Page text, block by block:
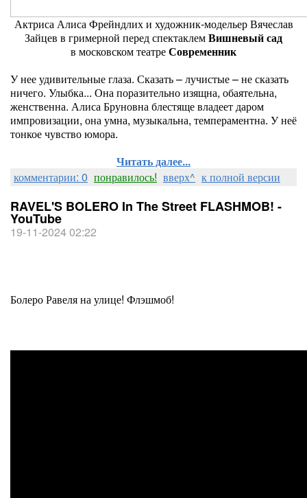
Актриса Алиса Фрейндлих и художник-модельер Вячеслав
Зайцев в гримерной перед спектаклемВишневый сад
в московском театреСовременник
У нее удивительные глаза. Сказать – лучистые – не сказать
ничего. Улыбка... Она поразительно изящна, обаятельна,
женственна. Алиса Бруновна блестяще владеет даром
импровизации, она умна, музыкальна, темпераментна. У неё
тонкое чувство юмора.
Читать далее...
комментарии: 0 понравилось! вверх^ к полной версии
RAVEL'S BOLERO In The Street FLASHMOB! -
YouTube
19-11-2024 02:22
Болеро Равеля на улице! Флэшмоб!